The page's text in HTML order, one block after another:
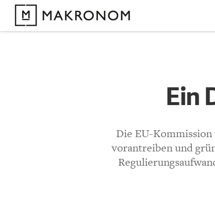
Ein
Die EU-
vorantreiben und
Ein
Bisher noch kein